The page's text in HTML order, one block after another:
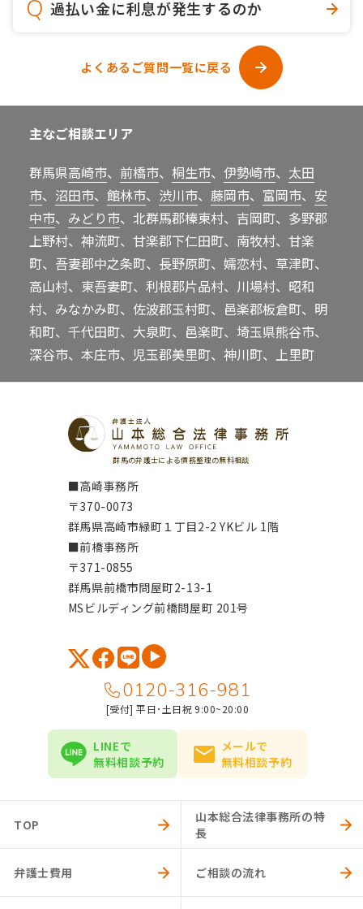
過払い金に利息が発生するのか
よくあるご質問一覧に戻る
主なご相談エリア
群馬県高崎市、 前橋市、 桐生市、 伊勢崎市、 太田
市、 沼田市、 館林市、 渋川市、 藤岡市、 富岡市、 安
中市、 みどり市、北群馬郡榛東村、吉岡町、多野郡
上野村、神流町、甘楽郡下仁田町、南牧村、甘楽
町、吾妻郡中之条町、長野原町、嬬恋村、草津町、
高山村、東吾妻町、利根郡片品村、川場村、昭和
村、みなかみ町、佐波郡玉村町、邑楽郡板倉町、明
和町、千代田町、大泉町、邑楽町、埼玉県熊谷市、
深谷市、本庄市、児玉郡美里町、神川町、上里町
群馬の弁護士による債務整理の無料相談
■高崎事務所
〒370-0073
群馬県高崎市緑町１丁目2-2 YKビル 1階
■前橋事務所
〒371-0855
群馬県前橋市問屋町2-13-1
MSビルディング前橋問屋町 201号
0120-316-981
[受付] 平日･土日祝 9:00~20:00
LINEで
無料相談予約
メールで
無料相談予約
TOP
山本総合法律事務所の特
長
弁護士費用 ご相談の流れ